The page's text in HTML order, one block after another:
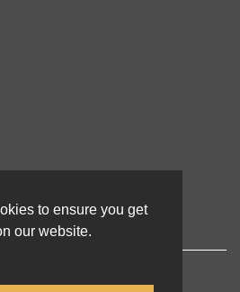
to ensure you get
our website.